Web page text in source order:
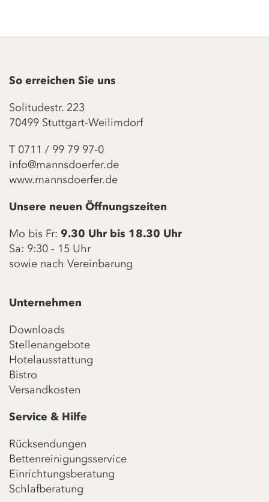
So erreichen Sie uns
Solitudestr. 223
70499 Stuttgart-Weilimdorf
T 0711 / 99 79 97-0
info@mannsdoerfer.de
www.mannsdoerfer.de
Unsere neuen Öffnungszeiten
Mo bis Fr: 9.30 Uhr bis 18.30 Uhr
Sa: 9:30 - 15 Uhr
sowie nach Vereinbarung
Unternehmen
Downloads
Stellenangebote
Hotelausstattung
Bistro
Versandkosten
Service & Hilfe
Rücksendungen
Bettenreinigungsservice
Einrichtungsberatung
Schlafberatung